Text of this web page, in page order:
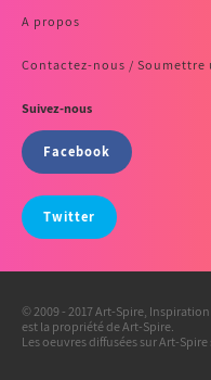
A propos
Contactez-nous / Soumettre
Suivez-nous
Facebook
Twitter
© 2009 - 2017 Art-Spire,
est la propriété de Art-Spire.
Les oeuvres diffusées sur Art-